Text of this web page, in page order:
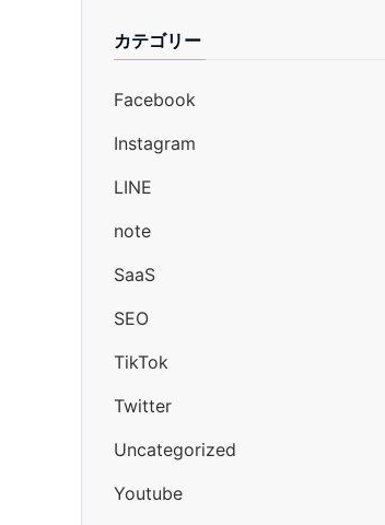
カテゴリー
Facebook
Instagram
LINE
note
SaaS
SEO
TikTok
Twitter
Uncategorized
Youtube